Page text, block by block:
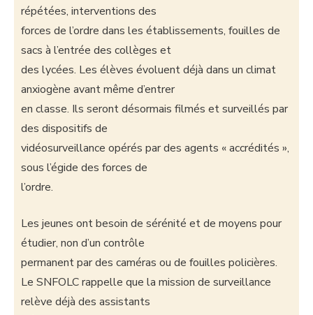
répétées, interventions des
forces de l’ordre dans les établissements, fouilles de
sacs à l’entrée des collèges et
des lycées. Les élèves évoluent déjà dans un climat
anxiogène avant même d’entrer
en classe. Ils seront désormais filmés et surveillés par
des dispositifs de
vidéosurveillance opérés par des agents « accrédités »,
sous l’égide des forces de
l’ordre.
Les jeunes ont besoin de sérénité et de moyens pour
étudier, non d’un contrôle
permanent par des caméras ou de fouilles policières.
Le SNFOLC rappelle que la mission de surveillance
relève déjà des assistants